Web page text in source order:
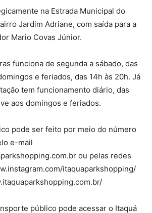
na Estrada Municipal do
Jardim Adriane, com saída para a
Mario Covas Júnior.
funciona de segunda a sábado, das
e feriados, das 14h às 20h. Já
tem funcionamento diário, das
aos domingos e feriados.
pode ser feito por meio do número
e-mail
ou pelas redes
itaquaparkshopping/
público pode acessar o Itaquá